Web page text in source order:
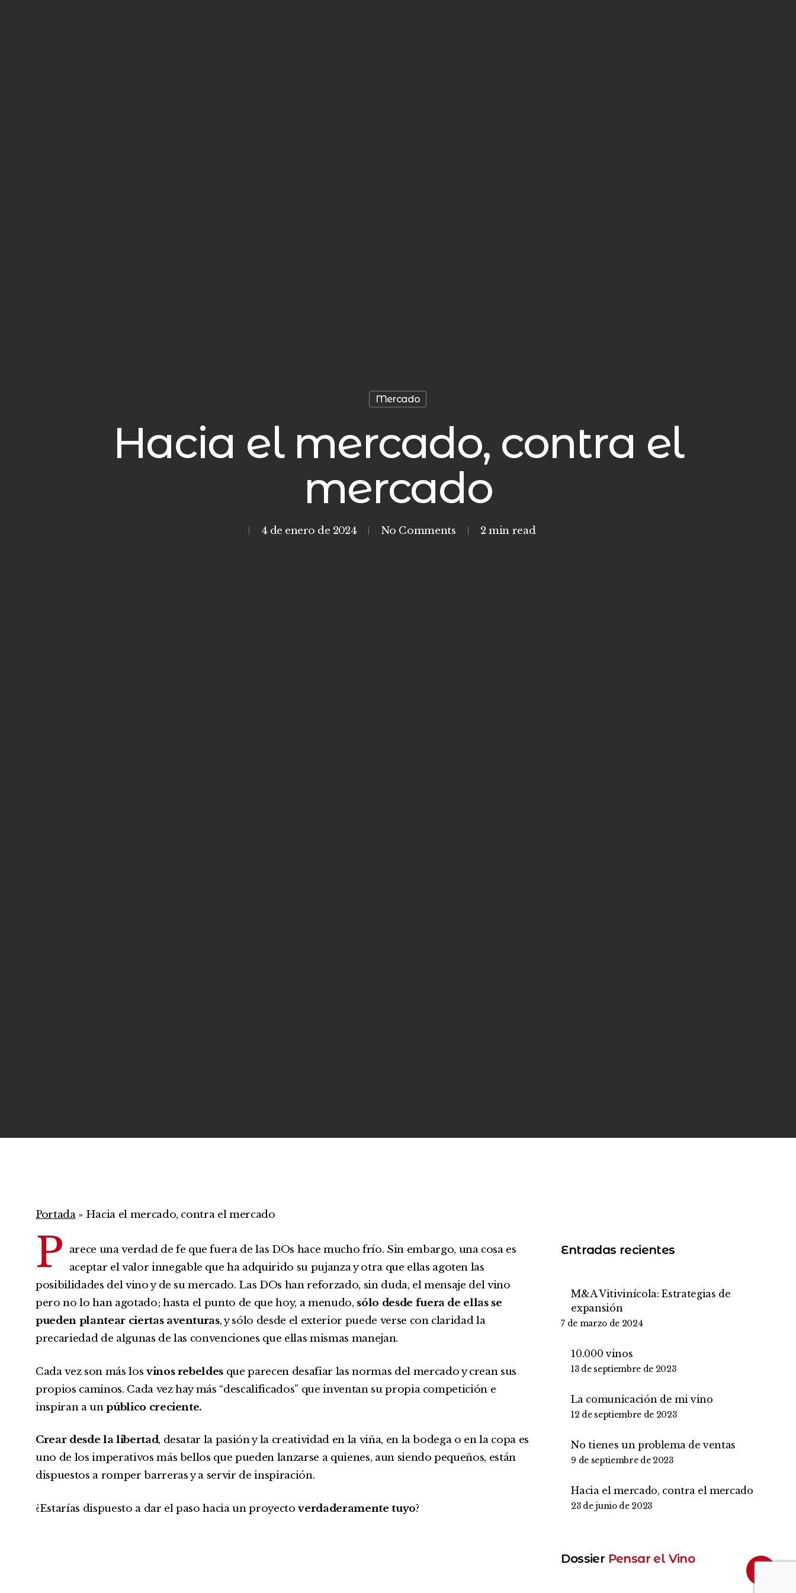
Mercado
Hacia el mercado, contra el
mercado
4 de enero de 2024 No Comments 2 min read
Portada» Hacia el mercado, contra el mercado
P
arece una verdad de fe que fuera de las DOs hace mucho frío. Sin embargo, una cosa es
aceptar el valor innegable que ha adquirido su pujanza y otra que ellas agoten las
posibilidades del vino y de su mercado. Las DOs han reforzado, sin duda, el mensaje del vino
pero no lo han agotado; hasta el punto de que hoy, a menudo, sólo desde fuera de ellas se
pueden plantear ciertas aventuras, y sólo desde el exterior puede verse con claridad la
precariedad de algunas de las convenciones que ellas mismas manejan.
Cada vez son más los vinos rebeldes que parecen desafiar las normas del mercado y crean sus
propios caminos. Cada vez hay más “descalificados” que inventan su propia competición e
inspiran a unpúblico creciente.
Crear desde la libertad, desatar la pasión y la creatividad en la viña, en la bodega o en la copa es
uno de los imperativos más bellos que pueden lanzarse a quienes, aun siendo pequeños, están
dispuestos a romper barreras y a servir de inspiración.
¿Estarías dispuesto a dar el paso hacia un proyectoverdaderamente tuyo?
Entradas recientes
M&A Vitivinícola: Estrategias de
expansión
7 de marzo de 2024
10.000 vinos
13 de septiembre de 2023
La comunicación de mi vino
12 de septiembre de 2023
No tienes un problema de ventas
9 de septiembre de 2023
Hacia el mercado, contra el mercado
23 de junio de 2023
Dossier Pensar el Vino